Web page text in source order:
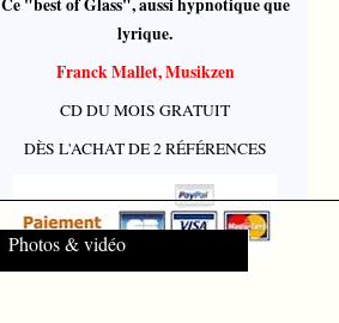
Ce "best of Glass", aussi hypnotique que
lyrique.
Franck Mallet, Musikzen
CD DU MOIS GRATUIT
DÈS L'ACHAT DE 2 RÉFÉRENCES
Photos & vidéo